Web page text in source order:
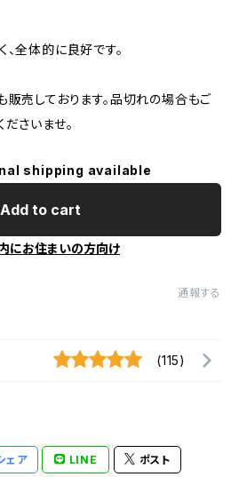
全体的に良好です。
売しております。品切れの場合もご
さいませ。
shipping available
Add to cart
にお住まいの方向け
通報する
(115)
ェア LINE ポスト